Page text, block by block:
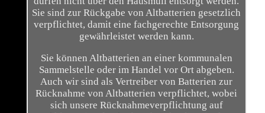
Sie sind zur Rückgabe von Altbatterien gesetzlich
verpflichtet, damit eine fachgerechte Entsorgung
gewährleistet werden kann.
Sie können Altbatterien an einer kommunalen
Sammelstelle oder im Handel vor Ort abgeben.
Auch wir sind als Vertreiber von Batterien zur
Rücknahme von Altbatterien verpflichtet, wobei
sich unsere Rücknahmeverpflichtung auf